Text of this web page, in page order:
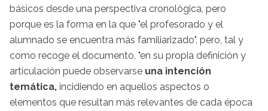
básicos desde una perspectiva cronológica, pero
porque es la forma en la que "el profesorado y el
alumnado se encuentra más familiarizado", pero, tal y
como recoge el documento, "en su propia definición y
articulación puede observarse una intención
temática, incidiendo en aquellos aspectos o
elementos que resultan más relevantes de cada época